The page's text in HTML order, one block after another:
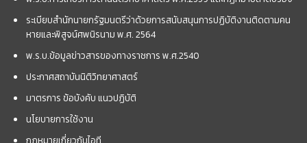
ระเบียบสำนักนายกรัฐมนตรีว่าด้วยการสนับสนุนการปฏิบัติงานติดตามคน
หายและพิสูจน์ศพนิรนาม พ.ศ. 2564
พ.ร.บ.ข้อมูลข่าวสารของทางราชการ พ.ศ.2540
ประกาศสถาบันนิติวิทยาศาสตร์
มาตรการ ข้อบังคับ แนวปฏิบัติ
นโยบายการใช้งาน
กฎหมายเกี่ยวกับไอที